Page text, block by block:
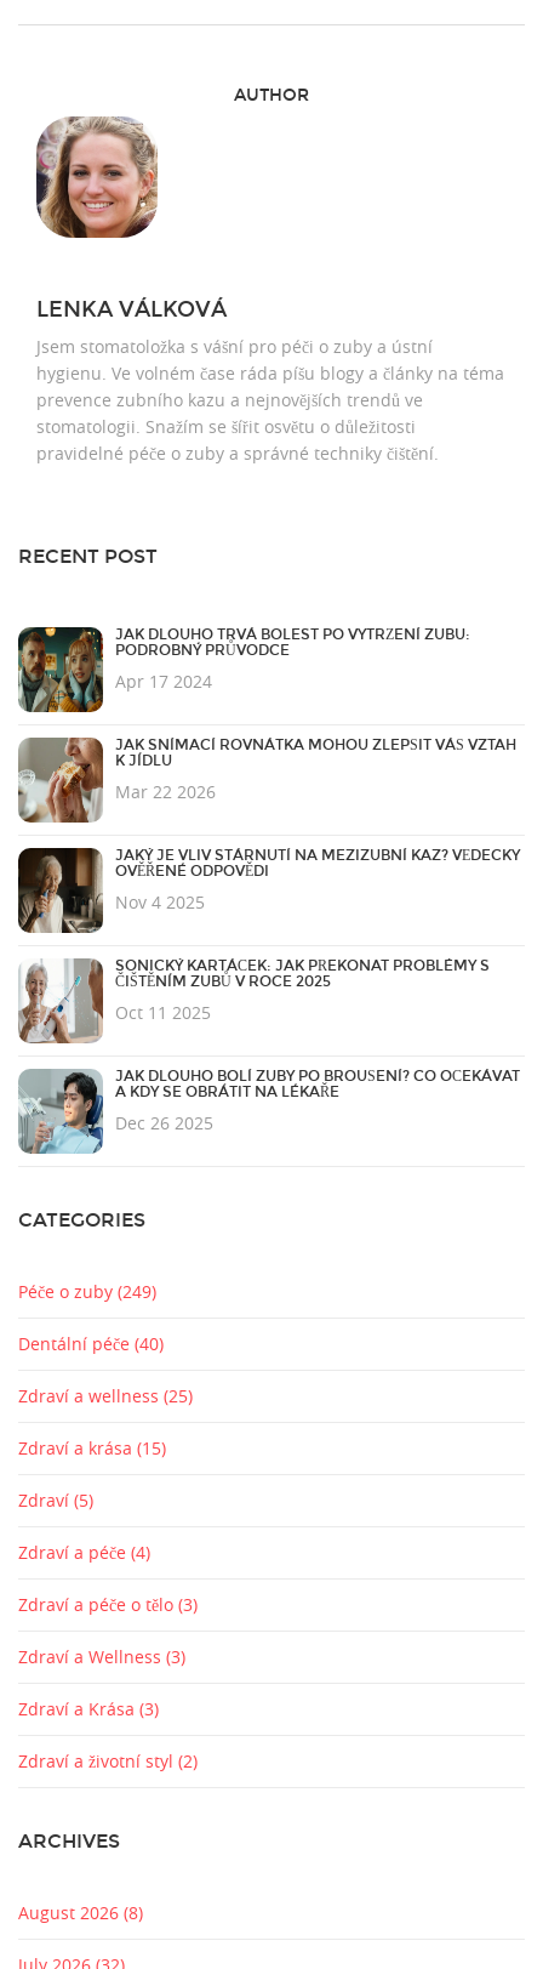
AUTHOR
LENKA VÁLKOVÁ
Jsem stomatoložka s vášní pro péči o zuby a ústní
hygienu. Ve volném čase ráda píšu blogy a články na téma
prevence zubního kazu a nejnovějších trendů ve
stomatologii. Snažím se šířit osvětu o důležitosti
pravidelné péče o zuby a správné techniky čištění.
RECENT POST
JAK DLOUHO TRVÁ BOLEST PO VYTRŽENÍ ZUBU:
PODROBNÝ PRŮVODCE
Apr 17 2024
JAK SNÍMACÍ ROVNÁTKA MOHOU ZLEPŠIT VÁŠ VZTAH
K JÍDLU
Mar 22 2026
JAKÝ JE VLIV STÁRNUTÍ NA MEZIZUBNÍ KAZ? VĚDECKY
OVĚŘENÉ ODPOVĚDI
Nov 4 2025
SONICKÝ KARTÁČEK: JAK PŘEKONAT PROBLÉMY S
ČIŠTĚNÍM ZUBŮ V ROCE 2025
Oct 11 2025
JAK DLOUHO BOLÍ ZUBY PO BROUŠENÍ? CO OČEKÁVAT
A KDY SE OBRÁTIT NA LÉKAŘE
Dec 26 2025
CATEGORIES
Péče o zuby (249)
Dentální péče (40)
Zdraví a wellness (25)
Zdraví a krása (15)
Zdraví (5)
Zdraví a péče (4)
Zdraví a péče o tělo (3)
Zdraví a Wellness (3)
Zdraví a Krása (3)
Zdraví a životní styl (2)
ARCHIVES
August 2026 (8)